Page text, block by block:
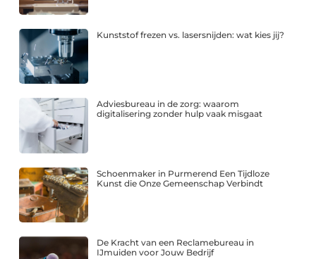
Kunststof frezen vs. lasersnijden: wat kies jij?
Adviesbureau in de zorg: waarom
digitalisering zonder hulp vaak misgaat
Schoenmaker in Purmerend Een Tijdloze
Kunst die Onze Gemeenschap Verbindt
De Kracht van een Reclamebureau in
IJmuiden voor Jouw Bedrijf